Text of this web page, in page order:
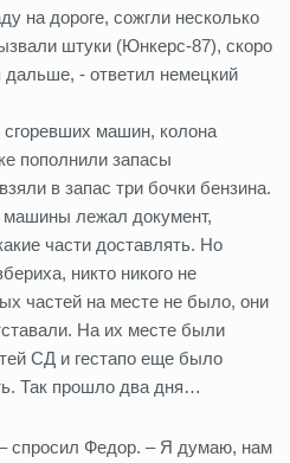
на дороге, сожгли несколько
штуки (Юнкерс-87), скоро
дальше, - ответил немецкий
сгоревших машин, колона
пополнили запасы
в запас три бочки бензина.
машины лежал документ,
части доставлять. Но
никто никого не
частей на месте не было, они
На их месте были
СД и гестапо еще было
Так прошло два дня…
спросил Федор. – Я думаю, нам